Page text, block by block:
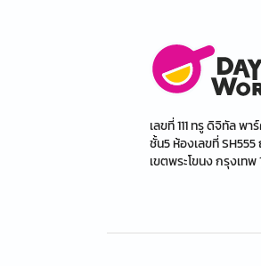
เลขที่ 111 ทรู ดิจิทัล พ
ชั้น5 ห้องเลขที่
เขตพระโขนง กรุงเทพ